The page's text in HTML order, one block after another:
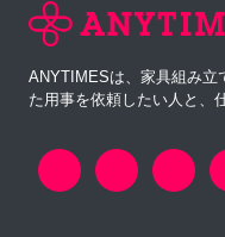
ANYTIMESは、家具組み立
た用事を依頼したい人と、